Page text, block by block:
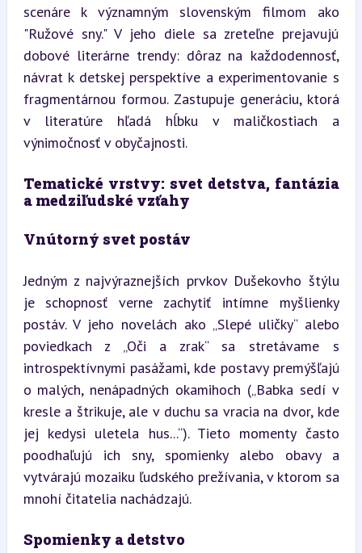
scenáre k významným slovenským filmom ako
"Ružové sny." V jeho diele sa zreteľne prejavujú
dobové literárne trendy: dôraz na každodennosť,
návrat k detskej perspektíve a experimentovanie s
fragmentárnou formou. Zastupuje generáciu, ktorá
v literatúre hľadá hĺbku v maličkostiach a
výnimočnosť v obyčajnosti.
Tematické vrstvy: svet detstva, fantázia
a medziľudské vzťahy
Vnútorný svet postáv
Jedným z najvýraznejších prvkov Dušekovho štýlu
je schopnosť verne zachytiť intímne myšlienky
postáv. V jeho novelách ako „Slepé uličky“ alebo
poviedkach z „Oči a zrak“ sa stretávame s
introspektívnymi pasážami, kde postavy premýšľajú
o malých, nenápadných okamihoch („Babka sedí v
kresle a štrikuje, ale v duchu sa vracia na dvor, kde
jej kedysi uletela hus...“). Tieto momenty často
poodhaľujú ich sny, spomienky alebo obavy a
vytvárajú mozaiku ľudského prežívania, v ktorom sa
mnohí čitatelia nachádzajú.
Spomienky a detstvo